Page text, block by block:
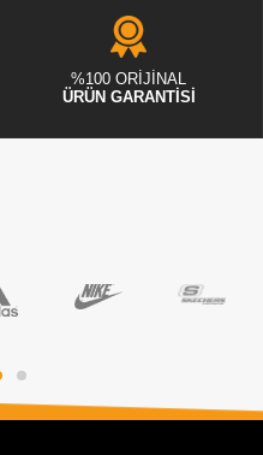
%100 ORİJİNAL
ÜRÜN GARANTİSİ